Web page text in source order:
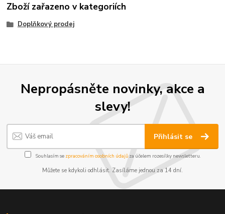
Zboží zařazeno v kategoriích
Doplňkový prodej
Nepropásněte novinky, akce a
slevy!
Přihlásit se
Souhlasím se zpracováním osobních údajůza účelem rozesílky newsletteru.
Můžete se kdykoli odhlásit. Zasíláme jednou za 14 dní.